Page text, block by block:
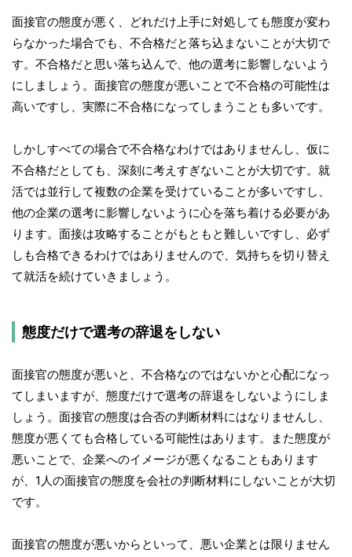
面接官の態度が悪く、どれだけ上手に対処しても態度が変わ
らなかった場合でも、不合格だと落ち込まないことが大切で
す。不合格だと思い落ち込んで、他の選考に影響しないよう
にしましょう。面接官の態度が悪いことで不合格の可能性は
高いですし、実際に不合格になってしまうことも多いです。
しかしすべての場合で不合格なわけではありませんし、仮に
不合格だとしても、深刻に考えすぎないことが大切です。就
活では並行して複数の企業を受けていることが多いですし、
他の企業の選考に影響しないように心を落ち着ける必要があ
ります。面接は攻略することがもともと難しいですし、必ず
しも合格できるわけではありませんので、気持ちを切り替え
て就活を続けていきましょう。
態度だけで選考の辞退をしない
面接官の態度が悪いと、不合格なのではないかと心配になっ
てしまいますが、態度だけで選考の辞退をしないようにしま
しょう。面接官の態度は合否の判断材料にはなりませんし、
態度が悪くても合格している可能性はあります。また態度が
悪いことで、企業へのイメージが悪くなることもあります
が、1人の面接官の態度を会社の判断材料にしないことが大切
です。
面接官の態度が悪いからといって、悪い企業とは限りません